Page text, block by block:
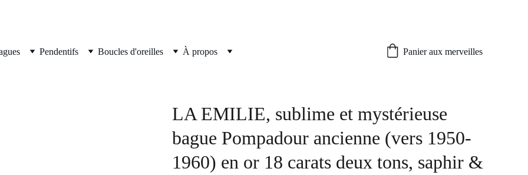
Pendentifs Boucles d'oreilles À propos Panier aux merveilles
LA EMILIE, sublime et mystérieuse
bague Pompadour ancienne (vers 1950-
1960) en or 18 carats deux tons, saphir &